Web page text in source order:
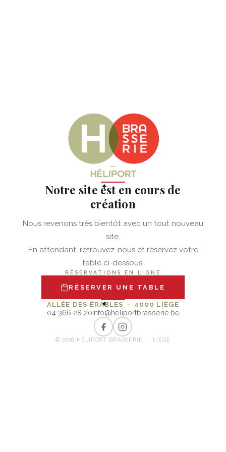
✦
Notre site est en cours de
création
Nous revenons très bientôt avec un tout nouveau
site.
En attendant, retrouvez-nous et réservez votre
table ci-dessous.
RÉSERVATIONS EN LIGNE
RÉSERVER UNE TABLE
✦
ALLÉE DES ÉRABLES · 4000 LIÈGE
04 366 28 20info@heliportbrasserie.be
© 2026 HÉLIPORT BRASSERIE · LIÈGE